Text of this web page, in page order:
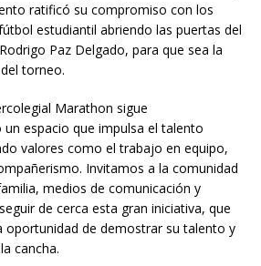
ratificó su compromiso con los
estudiantil abriendo las puertas del
Paz Delgado, para que sea la
torneo.
Marathon sigue
espacio que impulsa el talento
valores como el trabajo en equipo,
Invitamos a la comunidad
medios de comunicación y
de cerca esta gran iniciativa, que
oportunidad de demostrar su talento y
cancha.